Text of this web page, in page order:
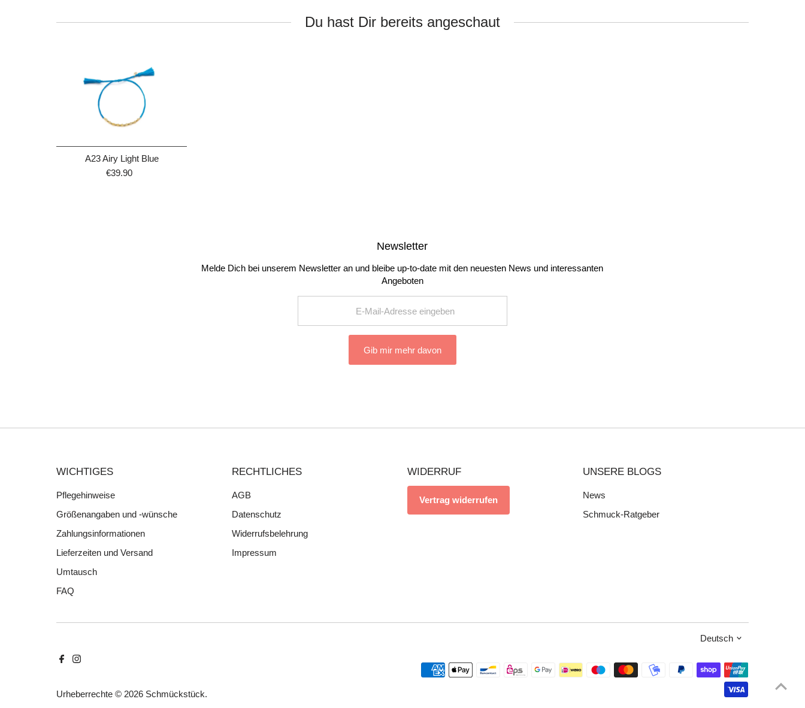
Du hast Dir bereits angeschaut
A23 Airy Light Blue
Regulärer
€39.90
Newsletter
Melde Dich bei unserem Newsletter an und bleibe up-to-date mit den neuesten News und interessanten
Angeboten
Gib mir mehr davon
WICHTIGES
Pflegehinweise
Größenangaben und -wünsche
Zahlungsinformationen
Lieferzeiten und Versand
Umtausch
FAQ
RECHTLICHES
AGB
Datenschutz
Widerrufsbelehrung
Impressum
WIDERRUF
Vertrag widerrufen
UNSERE BLOGS
News
Schmuck-Ratgeber
Urheberrechte © 2026 Schmückstück.
Deutsch